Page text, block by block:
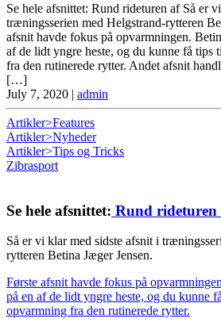
Se hele afsnittet: Rund rideturen af Så er
træningsserien med Helgstrand-rytteren
afsnit havde fokus på opvarmningen.
af de lidt yngre heste, og du kunne få tips
fra den rutinerede rytter. Andet afsnit
[…]
July 7, 2020 | admin
Artikler>Features
Artikler>Nyheder
Artikler>Tips og Tricks
Zibrasport
Se hele afsnittet: Rund rideturen
Så er vi klar med sidste afsnit i
rytteren Betina Jæger Jensen.
Første afsnit havde fokus på
på en af de lidt yngre heste, og du kunne
opvarmning fra den rutinerede rytter.